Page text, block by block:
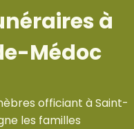
à
Médoc
officiant à Saint-
les familles